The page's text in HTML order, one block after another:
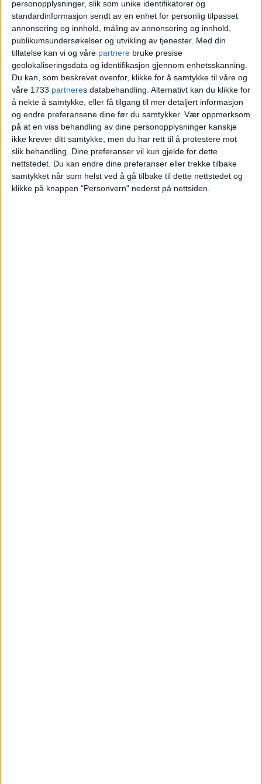
personopplysninger, slik som unike identifikatorer og
standardinformasjon sendt av en enhet for personlig tilpasset
annonsering og innhold, måling av annonsering og innhold,
publikumsundersøkelser og utvikling av tjenester. Med din
tillatelse kan vi og våre partnere bruke presise
geolokaliseringsdata og identifikasjon gjennom enhetsskanning.
Du kan, som beskrevet ovenfor, klikke for å samtykke til våre og
våre 1733 partneres databehandling. Alternativt kan du klikke for
å nekte å samtykke, eller få tilgang til mer detaljert informasjon
og endre preferansene dine før du samtykker. Vær oppmerksom
på at en viss behandling av dine personopplysninger kanskje
ikke krever ditt samtykke, men du har rett til å protestere mot
slik behandling. Dine preferanser vil kun gjelde for dette
nettstedet. Du kan endre dine preferanser eller trekke tilbake
samtykket når som helst ved å gå tilbake til dette nettstedet og
klikke på knappen "Personvern" nederst på nettsiden.
Arkitektopprørets Saher Sourouri skriver at
arkitekt Tor Austigards nye hus i Hagegata 45 har
herlige fasadeornamenter. Foto: Saher Sourouri
– Det er hyggelig, sier Austigard om
rosen fra aktivistene som jobber for å øke